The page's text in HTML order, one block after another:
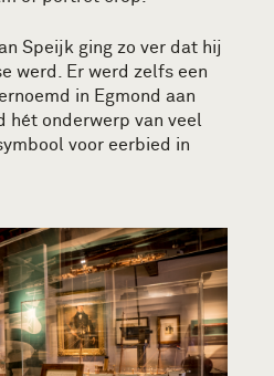
Speijk ging zo ver dat hij
werd. Er werd zelfs een
in Egmond aan
hét onderwerp van veel
voor eerbied in